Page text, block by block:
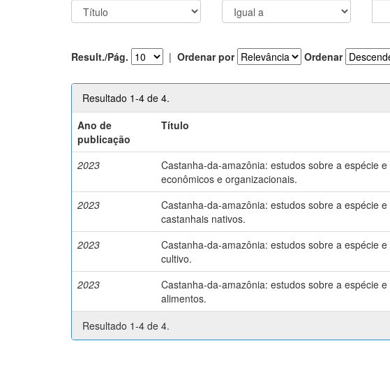
Result./Pág. | Ordenar por Ordenar
Resultado 1-4 de 4.
Ano de
publicação
Título
2023
Castanha-da-amazônia: estudos sobre a espécie
econômicos e organizacionais.
2023
Castanha-da-amazônia: estudos sobre a espécie
castanhais nativos.
2023
Castanha-da-amazônia: estudos sobre a espécie
cultivo.
2023
Castanha-da-amazônia: estudos sobre a espécie
alimentos.
Resultado 1-4 de 4.